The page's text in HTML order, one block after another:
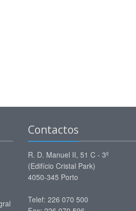
Contactos
R. D. Manuel II, 51 C - 3º
(Edifício Cristal Park)
4050-345 Porto
Telef: 226 070 500